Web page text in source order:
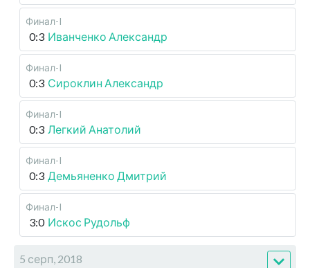
Финал-I
0:3 Иванченко Александр
Финал-I
0:3 Сироклин Александр
Финал-I
0:3 Легкий Анатолий
Финал-I
0:3 Демьяненко Дмитрий
Финал-I
3:0 Искос Рудольф
5 серп, 2018